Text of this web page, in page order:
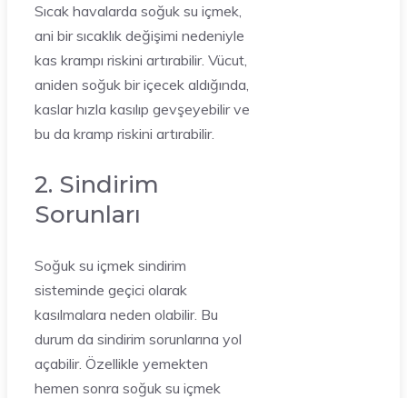
Sıcak havalarda soğuk su içmek,
ani bir sıcaklık değişimi nedeniyle
kas krampı riskini artırabilir. Vücut,
aniden soğuk bir içecek aldığında,
kaslar hızla kasılıp gevşeyebilir ve
bu da kramp riskini artırabilir.
2. Sindirim
Sorunları
Soğuk su içmek sindirim
sisteminde geçici olarak
kasılmalara neden olabilir. Bu
durum da sindirim sorunlarına yol
açabilir. Özellikle yemekten
hemen sonra soğuk su içmek